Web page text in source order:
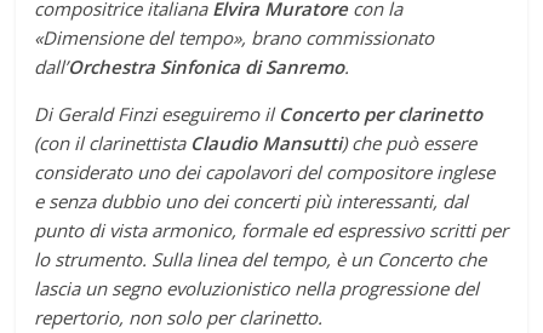
compositrice italiana Elvira Muratorecon la
«Dimensione del tempo», brano commissionato
dall’Orchestra Sinfonica di Sanremo.
Di Gerald Finzi eseguiremo il Concerto per clarinetto
(con il clarinettista Claudio Mansutti) che può essere
considerato uno dei capolavori del compositore inglese
e senza dubbio uno dei concerti più interessanti, dal
punto di vista armonico, formale ed espressivo scritti per
lo strumento. Sulla linea del tempo, è un Concerto che
lascia un segno evoluzionistico nella progressione del
repertorio, non solo per clarinetto.